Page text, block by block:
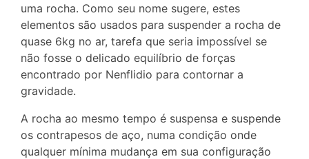
uma rocha. Como seu nome sugere, estes
elementos são usados para suspender a rocha de
quase 6kg no ar, tarefa que seria impossível se
não fosse o delicado equilíbrio de forças
encontrado por Nenflidio para contornar a
gravidade.
A rocha ao mesmo tempo é suspensa e suspende
os contrapesos de aço, numa condição onde
qualquer mínima mudança em sua configuração